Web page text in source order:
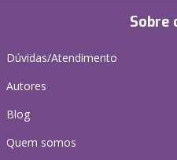
Sobre
Dúvidas/Atendimento
Autores
Blog
Quem somos